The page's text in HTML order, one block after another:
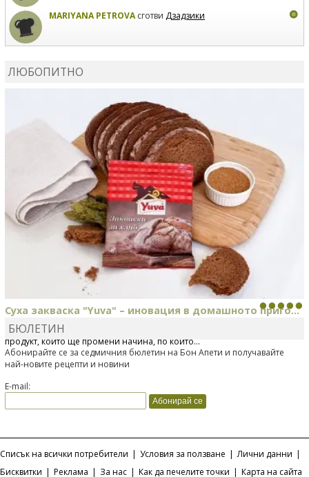
MARIYANA PETROVAсготви Дзадзики
ЛЮБОПИТНО
Суха закваска "Yuva" – иновация в домашното приго...
Отскоро Лесафр България стартира предлагането на изцяло нов
продукт, който ще промени начина, по който...
БЮЛЕТИН
Абонирайте се за седмичния бюлетин на Бон Апети и получавайте
най-новите рецепти и новини
E-mail:
Списък на всички потребители | Условия за ползване | Лични данни |
Бисквитки | Реклама | За нас | Как да печелите точки | Карта на сайта